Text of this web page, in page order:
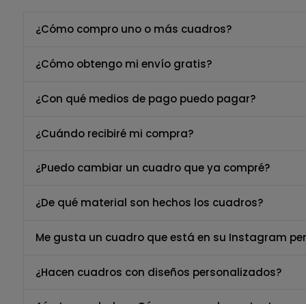
¿Cómo compro uno o más cuadros?
¿Cómo obtengo mi envío gratis?
¿Con qué medios de pago puedo pagar?
¿Cuándo recibiré mi compra?
¿Puedo cambiar un cuadro que ya compré?
¿De qué material son hechos los cuadros?
Me gusta un cuadro que está en su Instagram
¿Hacen cuadros con diseños personalizados?